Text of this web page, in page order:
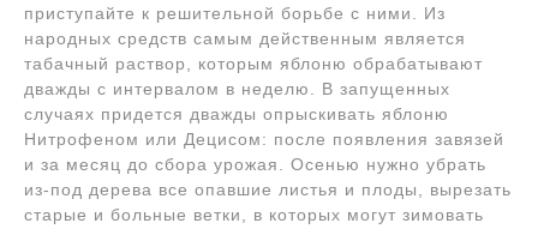
приступайте к решительной борьбе с ними. Из
народных средств самым действенным является
табачный раствор, которым яблоню обрабатывают
дважды с интервалом в неделю. В запущенных
случаях придется дважды опрыскивать яблоню
Нитрофеном или Децисом: после появления завязей
и за месяц до сбора урожая. Осенью нужно убрать
из-под дерева все опавшие листья и плоды, вырезать
старые и больные ветки, в которых могут зимовать